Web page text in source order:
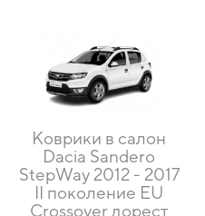
Коврики в салон
Dacia Sandero
StepWay 2012 - 2017
II поколение EU
Crossover дорест